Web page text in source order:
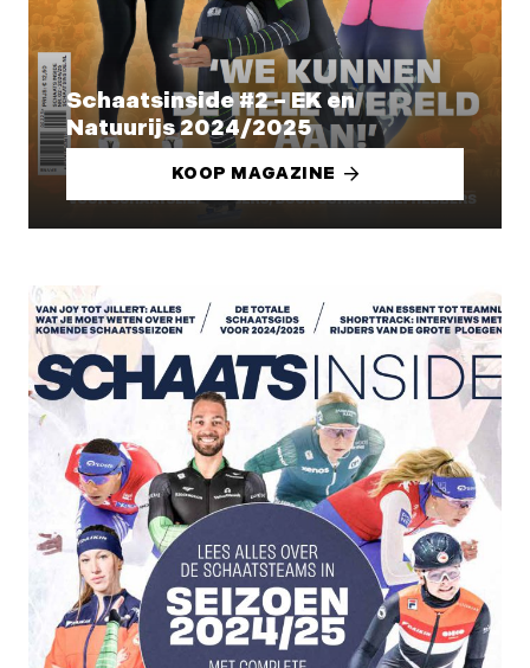
Schaatsinside #2 – EK en
Natuurijs 2024/2025
KOOP MAGAZINE